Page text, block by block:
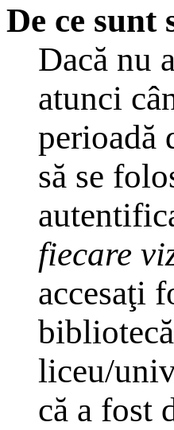
De ce
Dacă nu
atunci
perioadă
să se
fiecare
accesaţi
liceu/
că a fost